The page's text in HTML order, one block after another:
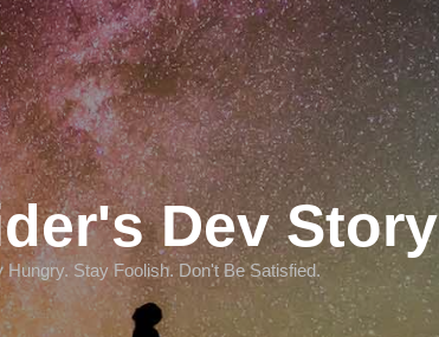
Dev Story
Hungry. Stay Foolish. Don't Be Satisfied.